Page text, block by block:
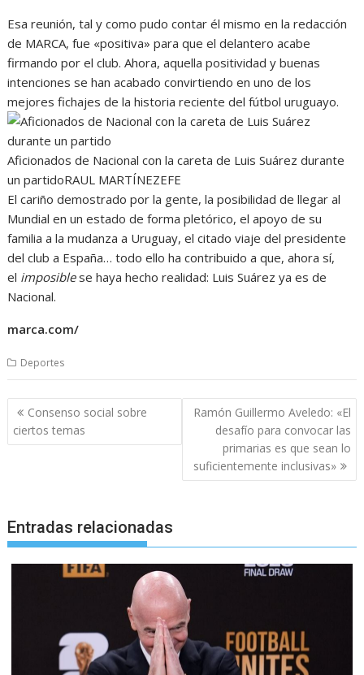
Esa reunión, tal y como pudo contar él mismo en la redacción
de MARCA, fue «positiva» para que el delantero acabe
firmando por el club. Ahora, aquella positividad y buenas
intenciones se han acabado convirtiendo en uno de los
mejores fichajes de la historia reciente del fútbol uruguayo.
Aficionados de Nacional con la careta de Luis Suárez durante
un partidoRAUL MARTÍNEZEFE
El cariño demostrado por la gente, la posibilidad de llegar al
Mundial en un estado de forma pletórico, el apoyo de su
familia a la mudanza a Uruguay, el citado viaje del presidente
del club a España… todo ello ha contribuido a que, ahora sí,
el imposiblese haya hecho realidad: Luis Suárez ya es de
Nacional.
marca.com/
Deportes
Navegación
de
entradas
Consenso social sobre
ciertos temas
Ramón Guillermo Aveledo: «El
desafío para convocar las
primarias es que sean lo
suficientemente inclusivas»
Entradas relacionadas